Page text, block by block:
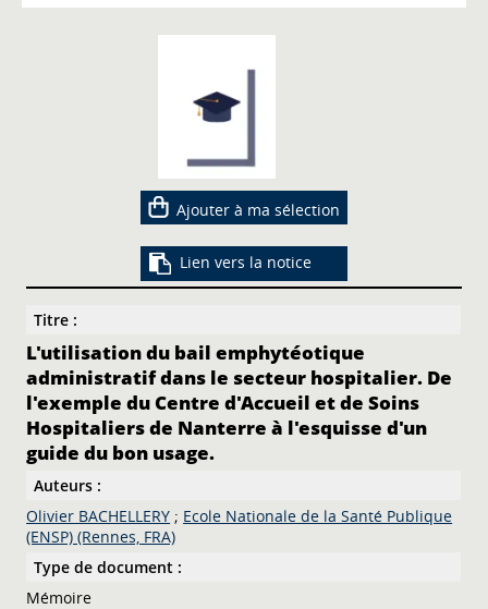
Ajouter à ma sélection
Lien vers la notice
Titre :
L'utilisation du bail emphytéotique
administratif dans le secteur hospitalier. De
l'exemple du Centre d'Accueil et de Soins
Hospitaliers de Nanterre à l'esquisse d'un
guide du bon usage.
Auteurs :
Olivier BACHELLERY ; Ecole Nationale de la Santé Publique
(ENSP) (Rennes, FRA)
Type de document :
Mémoire